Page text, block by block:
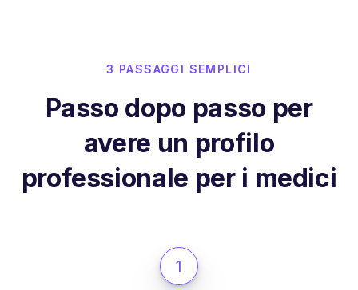
3 PASSAGGI SEMPLICI
Passo dopo passo per
avere un profilo
professionale per i medici
1